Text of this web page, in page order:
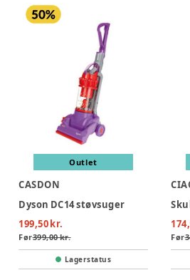
Outlet
CASDON
Dyson DC14 støvsuger
199,50 kr.
Før399,00 kr.
Lagerstatus
Før